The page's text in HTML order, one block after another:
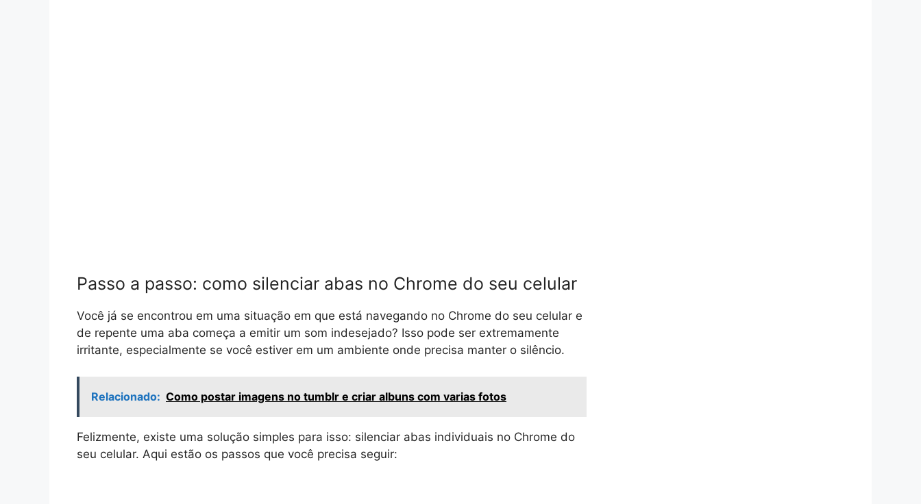
Passo a passo: como silenciar abas no Chrome do seu celular
Você já se encontrou em uma situação em que está navegando no Chrome do seu celular e
de repente uma aba começa a emitir um som indesejado? Isso pode ser extremamente
irritante, especialmente se você estiver em um ambiente onde precisa manter o silêncio.
Relacionado: Como postar imagens no tumblr e criar albuns com varias fotos
Felizmente, existe uma solução simples para isso: silenciar abas individuais no Chrome do
seu celular. Aqui estão os passos que você precisa seguir: